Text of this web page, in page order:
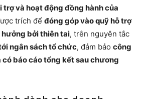
và hoạt động đồng hành của
trích để đóng góp vào quỹ hỗ trợ
bởi thiên tai, trên nguyên tắc
ngân sách tổ chức, đảm bảo công
có báo cáo tổng kết sau chương